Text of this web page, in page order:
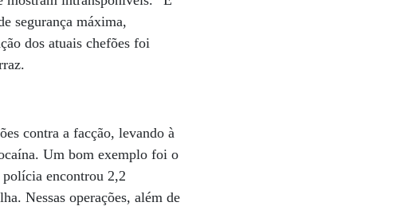
segurança máxima,
dos atuais chefões foi
contra a facção, levando à
Um bom exemplo foi o
polícia encontrou 2,2
Nessas operações, além de